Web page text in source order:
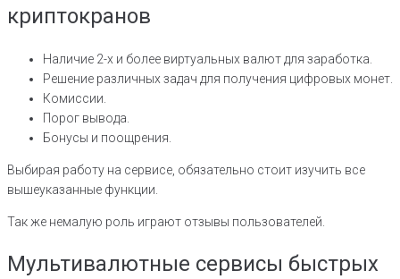
криптокранов
Наличие 2-х и более виртуальных валют для заработка.
Решение различных задач для получения цифровых монет.
Комиссии.
Порог вывода.
Бонусы и поощрения.
Выбирая работу на сервисе, обязательно стоит изучить все
вышеуказанные функции.
Так же немалую роль играют отзывы пользователей.
Мультивалютные сервисы быстрых